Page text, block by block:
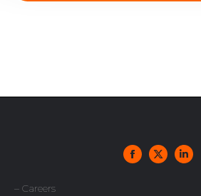
– Careers